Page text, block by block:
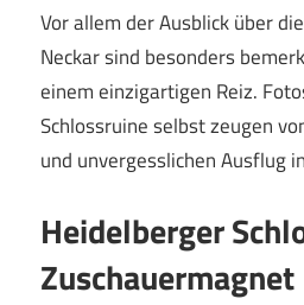
Vor allem der Ausblick über
Neckar sind besonders
einem einzigartigen Reiz.
Schlossruine selbst zeugen
und unvergesslichen Ausflug
Heidelberger
Zuschauermagnet